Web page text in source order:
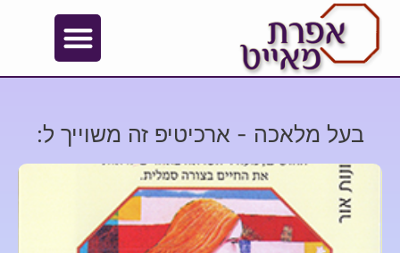
בעל מלאכה - ארכיטיפ זה משוייך ל: